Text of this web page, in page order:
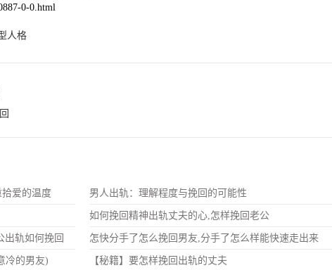
0-0.html
人格
爱的温度 男人出轨：理解程度与挽回的可能性
如何挽回精神出轨丈夫的心,怎样挽回老公
轨如何挽回 怎快分手了怎么挽回男友,分手了怎么样能快速走出来
冷的男友) 【秘籍】要怎样挽回出轨的丈夫